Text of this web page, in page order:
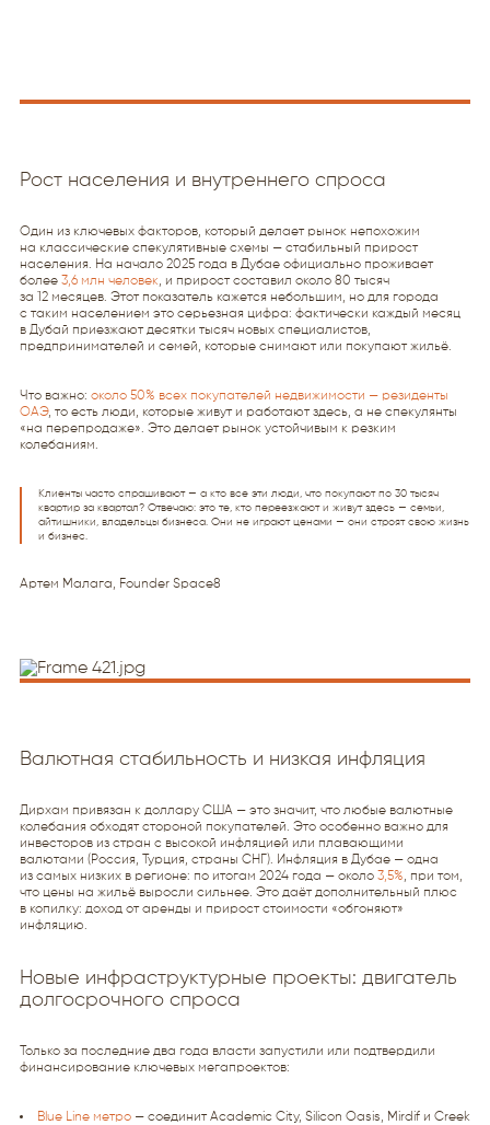
Рост населения и внутреннего спроса
Один из ключевых факторов, который делает рынок непохожим
на классические спекулятивные схемы — стабильный прирост
населения. На начало 2025 года в Дубае официально проживает
более 3,6 млн человек, и прирост составил около 80 тысяч
за 12 месяцев. Этот показатель кажется небольшим, но для города
с таким населением это серьезная цифра: фактически каждый месяц
в Дубай приезжают десятки тысяч новых специалистов,
предпринимателей и семей, которые снимают или покупают жильё.
Что важно: около 50% всех покупателей недвижимости — резиденты
ОАЭ, то есть люди, которые живут и работают здесь, а не спекулянты
«на перепродаже». Это делает рынок устойчивым к резким
колебаниям.
Клиенты часто спрашивают — а кто все эти люди, что покупают по 30 тысяч
квартир за квартал? Отвечаю: это те, кто переезжают и живут здесь — семьи,
айтишники, владельцы бизнеса. Они не играют ценами — они строят свою жизнь
и бизнес.
Артем Малага, Founder Space8
Валютная стабильность и низкая инфляция
Дирхам привязан к доллару США — это значит, что любые валютные
колебания обходят стороной покупателей. Это особенно важно для
инвесторов из стран с высокой инфляцией или плавающими
валютами (Россия, Турция, страны СНГ). Инфляция в Дубае — одна
из самых низких в регионе: по итогам 2024 года — около 3,5%, при том,
что цены на жильё выросли сильнее. Это даёт дополнительный плюс
в копилку: доход от аренды и прирост стоимости «обгоняют»
инфляцию.
Новые инфраструктурные проекты: двигатель
долгосрочного спроса
Только за последние два года власти запустили или подтвердили
финансирование ключевых мегапроектов:
Blue Line метро — соединит Academic City, Silicon Oasis, Mirdif и Creek